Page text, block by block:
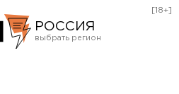
РОССИЯ
[18+]